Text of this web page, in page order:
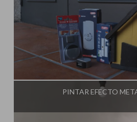
Influencer:
PINTAR EFECTO